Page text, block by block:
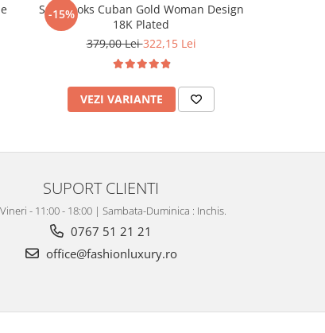
-15%
Set Brooks Cuban Gold Woman Design
18K Plated
379,00 Lei322,15 Lei
VEZI VARIANTE
SUPORT CLIENTI
- 11:00 - 18:00 | Sambata-Duminica : Inchis.
0767 51 21 21
office@fashionluxury.ro